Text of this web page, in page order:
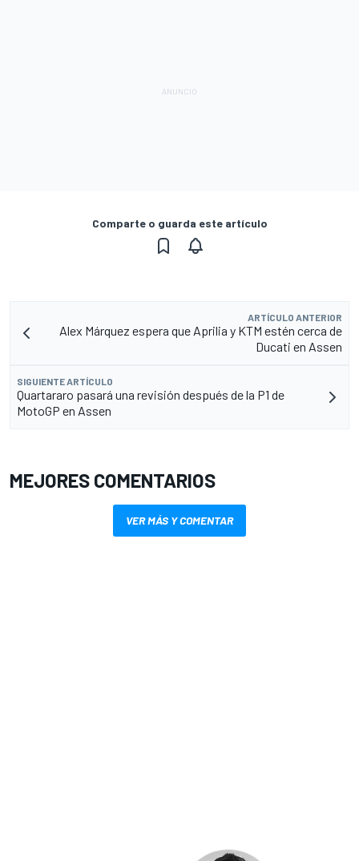
Comparte o guarda este artículo
ARTÍCULO ANTERIOR
Alex Márquez espera que Aprilia y KTM estén cerca de
Ducati en Assen
SIGUIENTE ARTÍCULO
Quartararo pasará una revisión después de la P1 de
MotoGP en Assen
MEJORES COMENTARIOS
VER MÁS Y COMENTAR